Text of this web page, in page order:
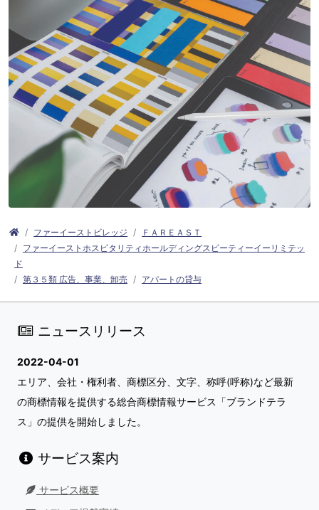
ファーイーストビレッジ
ＦＡＲＥＡＳＴ
ファーイーストホスピタリティホールディングスピーティーイーリミテッ
ド
第３５類 広告、事業、卸売
アパートの貸与
ニュースリリース
2022-04-01
エリア、会社・権利者、商標区分、文字、称呼(呼称)など最新
の商標情報を提供する総合商標情報サービス「ブランドテラ
ス」の提供を開始しました。
サービス案内
サービス概要